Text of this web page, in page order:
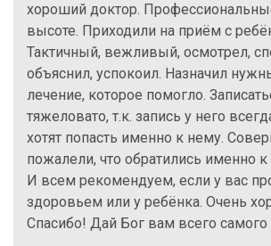
хороший доктор.
высоте. Приходили на приём с
Тактичный, вежливый, осмотрел,
объяснил, успокоил. Назначил
лечение, которое помогло.
тяжеловато, т.к. запись у него
хотят попасть именно к нему.
пожалели, что обратились именно к
И всем рекомендуем, если у вас
здоровьем или у ребёнка. Очень
Спасибо! Дай Бог вам всего самого